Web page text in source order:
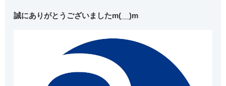
誠にありがとうございましたm(__)m